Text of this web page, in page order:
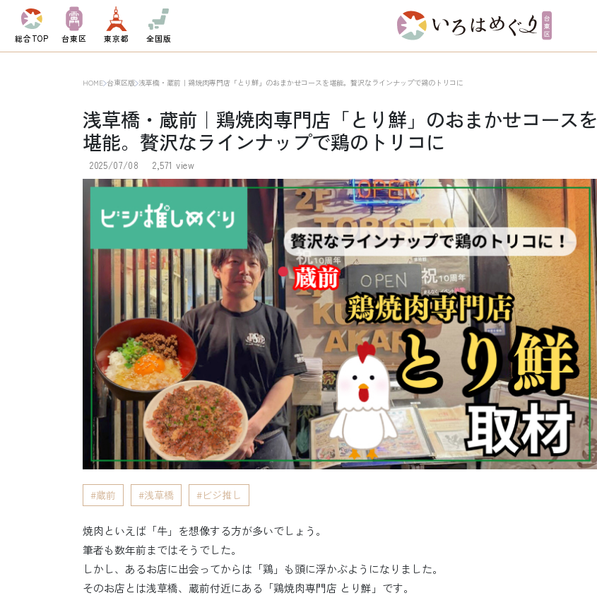
総合TOP 台東区 東京都 全国版
HOME 台東区版 浅草橋・蔵前｜鶏焼肉専門店「とり鮮」のおまかせコースを堪能。贅沢なラインナップで鶏のトリコに
浅草橋・蔵前｜鶏焼肉専門店「とり鮮」のおまかせコースを
堪能。贅沢なラインナップで鶏のトリコに
2025/07/08 2,571 view
蔵前 浅草橋 ビジ推し
焼肉といえば「牛」を想像する方が多いでしょう。
筆者も数年前まではそうでした。
しかし、あるお店に出会ってからは「鶏」も頭に浮かぶようになりました。
そのお店とは浅草橋、蔵前付近にある「鶏焼肉専門店 とり鮮」です。